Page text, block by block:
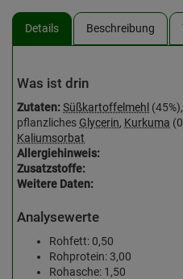
Details Beschreibung
Was ist drin
Zutaten:Süßkartoffelmehl (45%),
pflanzliches Glycerin, Kurkuma
Kaliumsorbat
Allergiehinweis:
Zusatzstoffe:
Weitere Daten:
Analysewerte
Rohfett: 0,50
Rohprotein: 3,00
Rohasche: 1,50